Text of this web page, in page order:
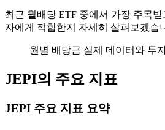
최근 월배당 ETF 중에서 가장 주목
자에게 적합한지 자세히 살펴보겠습
월별 배당금 실제 데이터와 투
JEPI의 주요 지표
JEPI 주요 지표 요약